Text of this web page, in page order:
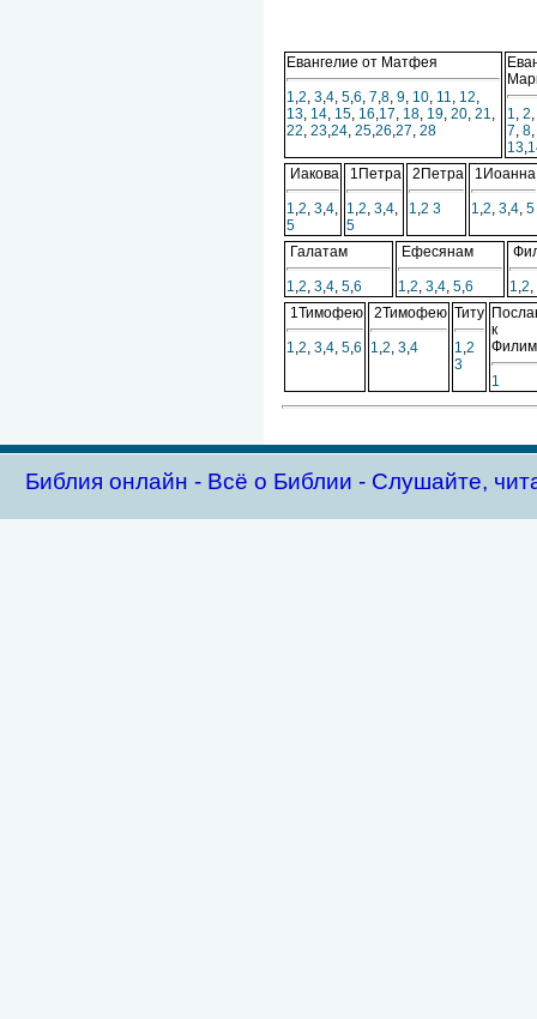
Евангелие от Матфея
1,2, 3,4, 5,6, 7,8, 9, 10, 11, 12,
13, 14, 15, 16,17, 18, 19, 20, 21,
22, 23,24, 25,26,27, 28
1, 2
7, 8,
13,
Иакова
1,2, 3,4,
5
1Петра
1,2, 3,4,
5
2Петра
1,2 3
1Иоанна
1,2, 3,4, 5
Галатам
1,2, 3,4, 5,6
Ефесянам
1,2, 3,4, 5,6 1,2,
1Тимофею
1,2, 3,4, 5,6
2Тимофею
1,2, 3,4
Титу
1,2
3
к
1
Библия oнлайн - Всё о Библии - Слушайте,